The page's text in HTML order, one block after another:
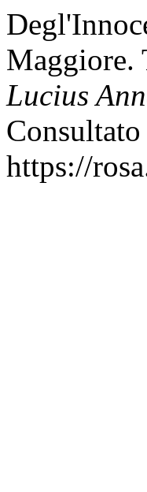
Maggiore.
Lucius
https://